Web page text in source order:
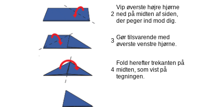
2
Vip øverste højre hjørne
ned på midten af siden,
der peger ind mod dig.
3 Gør tilsvarende med
øverste venstre hjørne.
4
Fold herefter trekanten på
midten, som vist på
tegningen.